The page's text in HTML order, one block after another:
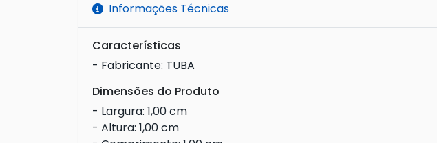
Informações Técnicas
Características
- Fabricante: TUBA
Dimensões do Produto
- Largura: 1,00 cm
- Altura: 1,00 cm